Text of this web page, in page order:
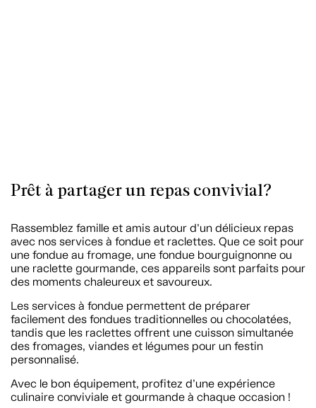
Prêt à partager un repas convivial?
Rassemblez famille et amis autour d’un délicieux repas
avec nos services à fondue et raclettes. Que ce soit pour
une fondue au fromage, une fondue bourguignonne ou
une raclette gourmande, ces appareils sont parfaits pour
des moments chaleureux et savoureux.
Les services à fondue permettent de préparer
facilement des fondues traditionnelles ou chocolatées,
tandis que les raclettes offrent une cuisson simultanée
des fromages, viandes et légumes pour un festin
personnalisé.
Avec le bon équipement, profitez d’une expérience
culinaire conviviale et gourmande à chaque occasion !